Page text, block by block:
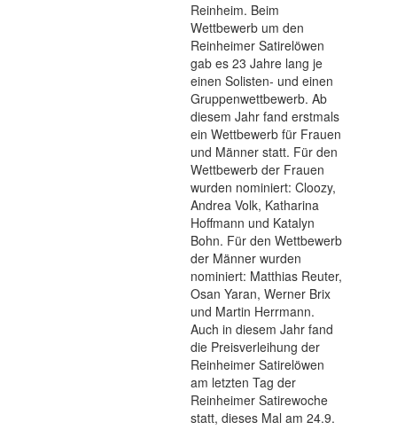
Reinheim. Beim
Wettbewerb um den
Reinheimer Satirelöwen
gab es 23 Jahre lang je
einen Solisten- und einen
Gruppenwettbewerb. Ab
diesem Jahr fand erstmals
ein Wettbewerb für Frauen
und Männer statt. Für den
Wettbewerb der Frauen
wurden nominiert: Cloozy,
Andrea Volk, Katharina
Hoffmann und Katalyn
Bohn. Für den Wettbewerb
der Männer wurden
nominiert: Matthias Reuter,
Osan Yaran, Werner Brix
und Martin Herrmann.
Auch in diesem Jahr fand
die Preisverleihung der
Reinheimer Satirelöwen
am letzten Tag der
Reinheimer Satirewoche
statt, dieses Mal am 24.9.